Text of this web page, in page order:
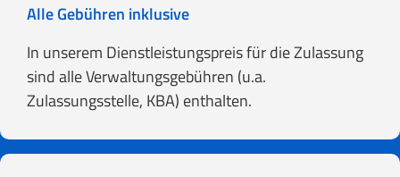
Alle Gebühren inklusive
In unserem Dienstleistungspreis für die Zulassung
sind alle Verwaltungsgebühren (u.a.
Zulassungsstelle, KBA) enthalten.